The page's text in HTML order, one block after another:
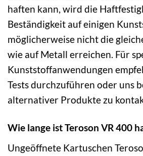
haften kann, wird die
Beständigkeit auf einigen
möglicherweise nicht die
wie auf Metall erreichen. Für
Kunststoffanwendungen
Tests durchzuführen oder uns
alternativer Produkte zu
Wie lange ist Teroson VR 400
Ungeöffnete Kartuschen